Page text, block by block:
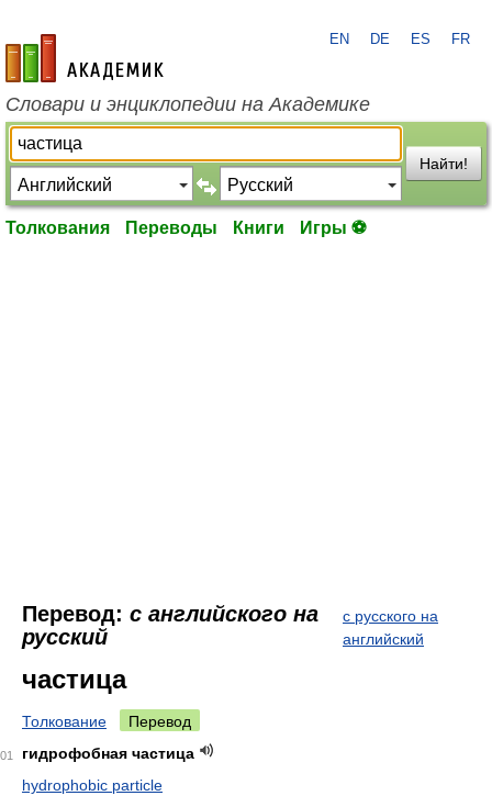
academic.ru
EN DE ES FR
Словари и энциклопедии на Академике
Найти!
Толкования Переводы Книги Игры ⚽
Перевод: с английского на
русский
с русского на
английский
частица
Толкование Перевод
гидрофобная частица
hydrophobic particle